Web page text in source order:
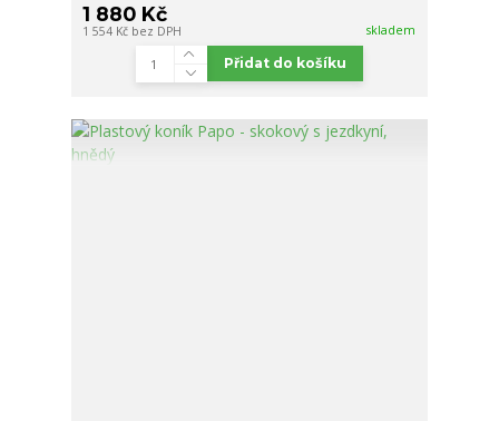
1 880 Kč
1 554 Kč bez DPH skladem
Přidat do košíku